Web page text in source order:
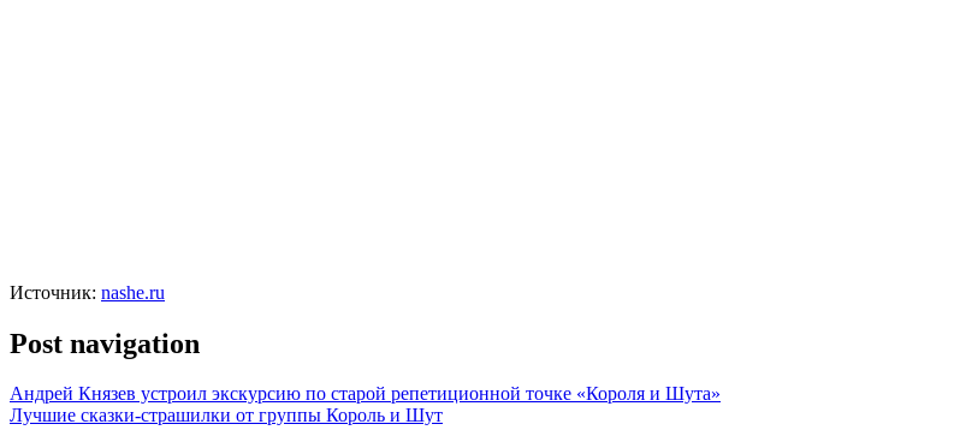
Источник: nashe.ru
Post navigation
Андрей Князев устроил экскурсию по старой репетиционной точке «Короля и Шута»
Лучшие сказки-страшилки от группы Король и Шут